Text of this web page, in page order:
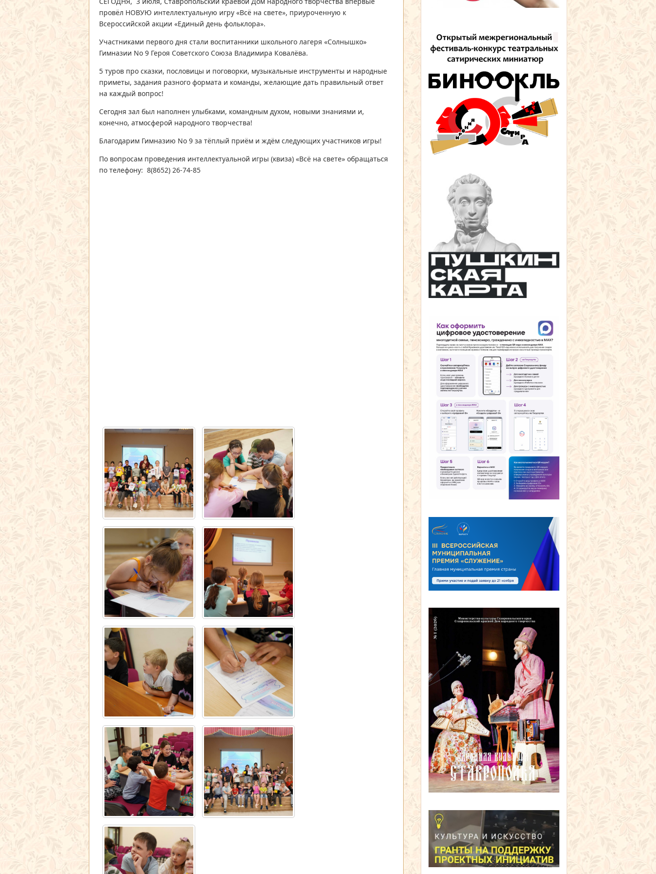
провёл НОВУЮ интеллектуальную игру «Всё на свете», приуроченную к
Всероссийской акции «Единый день фольклора».
Участниками первого дня стали воспитанники школьного лагеря «Солнышко»
Гимназии No 9 Героя Советского Союза Владимира Ковалёва.
5 туров про сказки, пословицы и поговорки, музыкальные инструменты и народные
приметы, задания разного формата и команды, желающие дать правильный ответ
на каждый вопрос!
Сегодня зал был наполнен улыбками, командным духом, новыми знаниями и,
конечно, атмосферой народного творчества!
Благодарим Гимназию No 9 за тёплый приём и ждём следующих участников игры!
По вопросам проведения интеллектуальной игры (квиза) «Всё на свете» обращаться
по телефону: 8(8652) 26-74-85